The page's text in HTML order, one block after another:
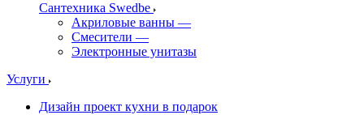
Сантехника Swedbe
Акриловые ванны —
Смесители —
Электронные унитазы
Услуги
Дизайн проект кухни в подарок